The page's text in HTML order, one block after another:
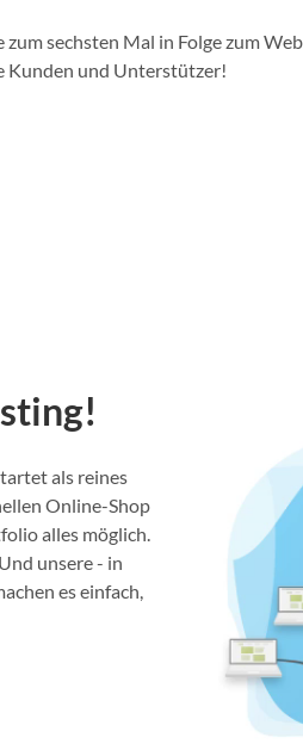
sechsten Mal in Folge zum
Kunden und Unterstützer!
als reines
Online-Shop
alles möglich.
unsere - in
es einfach,